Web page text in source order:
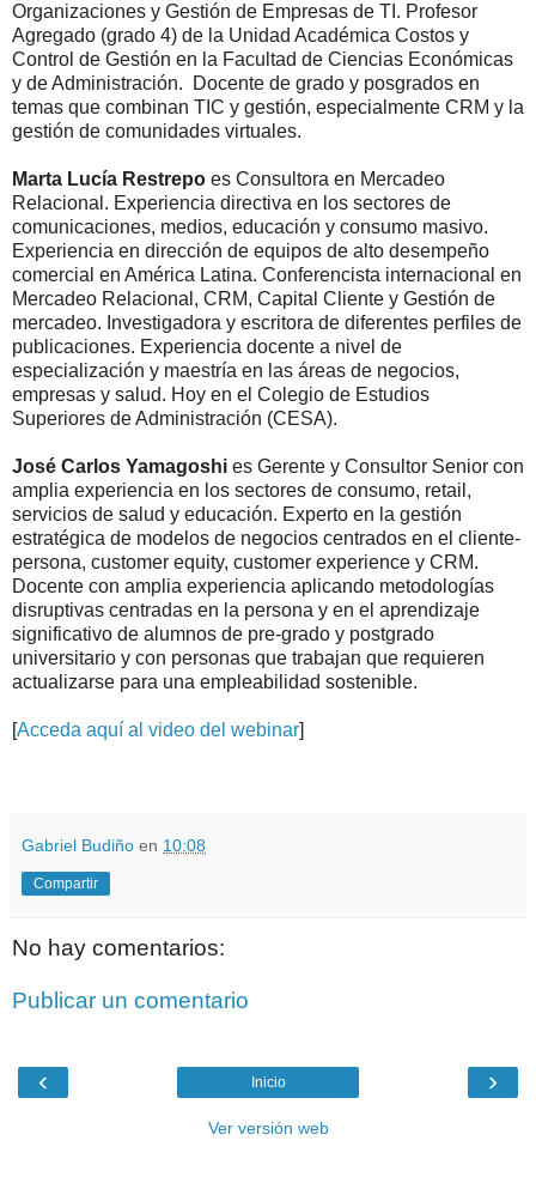
Organizaciones y Gestión de Empresas de TI. Profesor
Agregado (grado 4) de la Unidad Académica Costos y
Control de Gestión en la Facultad de Ciencias Económicas
y de Administración. Docente de grado y posgrados en
temas que combinan TIC y gestión, especialmente CRM y la
gestión de comunidades virtuales.
Marta Lucía Restrepo es Consultora en Mercadeo
Relacional. Experiencia directiva en los sectores de
comunicaciones, medios, educación y consumo masivo.
Experiencia en dirección de equipos de alto desempeño
comercial en América Latina. Conferencista internacional en
Mercadeo Relacional, CRM, Capital Cliente y Gestión de
mercadeo. Investigadora y escritora de diferentes perfiles de
publicaciones. Experiencia docente a nivel de
especialización y maestría en las áreas de negocios,
empresas y salud. Hoy en el Colegio de Estudios
Superiores de Administración (CESA).
José Carlos Yamagoshi es Gerente y Consultor Senior con
amplia experiencia en los sectores de consumo, retail,
servicios de salud y educación. Experto en la gestión
estratégica de modelos de negocios centrados en el cliente-
persona, customer equity, customer experience y CRM.
Docente con amplia experiencia aplicando metodologías
disruptivas centradas en la persona y en el aprendizaje
significativo de alumnos de pre-grado y postgrado
universitario y con personas que trabajan que requieren
actualizarse para una empleabilidad sostenible.
[Acceda aquí al video del webinar]
Gabriel Budiño en 10:08
Compartir
No hay comentarios:
Publicar un comentario
‹ ›
Inicio
Ver versión web